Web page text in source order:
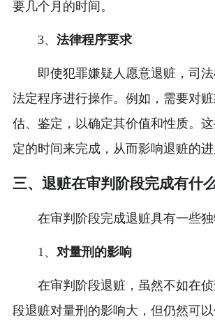
要几个月的时间。
3、 法律程序要求
即使犯罪嫌疑人愿意退赃，司
法定程序进行操作。例如，需要对
估、鉴定，以确定其价值和性质。
定的时间来完成，从而影响退赃的进
三、退赃在审判阶段完成有什
在审判阶段完成退赃具有一些独
1、 对量刑的影响
在审判阶段退赃，虽然不如在
段退赃对量刑的影响大，但仍然可